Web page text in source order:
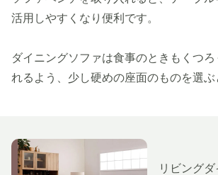
活用しやすくなり便利です。
ダイニングソファは食事のときもくつ
れるよう、少し硬めの座面のものを選ぶ
リビング